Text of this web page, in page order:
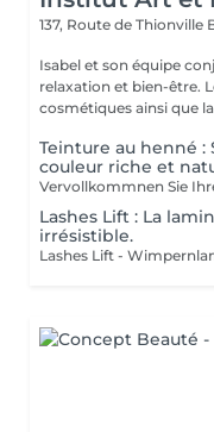
137, Route de Thionville
Isabel et son équipe
relaxation et bien-être. Les meilleures marques esthétiques et
cosmétiques ainsi que
Teinture au henné :
couleur riche et
Lashes Lift : La
irrésistible.